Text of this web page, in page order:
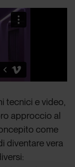
tecnici e video,
approccio al
come
diventare vera